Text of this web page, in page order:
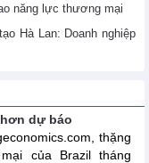
năng lực thương mại
Hà Lan: Doanh nghiệp
dự báo
thặng
của Brazil tháng